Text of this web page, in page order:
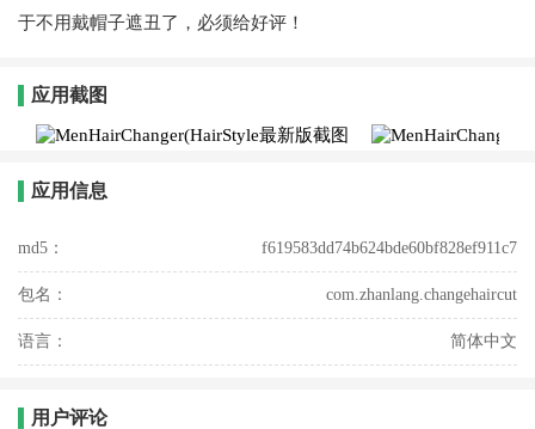
于不用戴帽子遮丑了，必须给好评！
应用截图
应用信息
md5： f619583dd74b624bde60bf828ef911c7
包名： com.zhanlang.changehaircut
语言： 简体中文
用户评论